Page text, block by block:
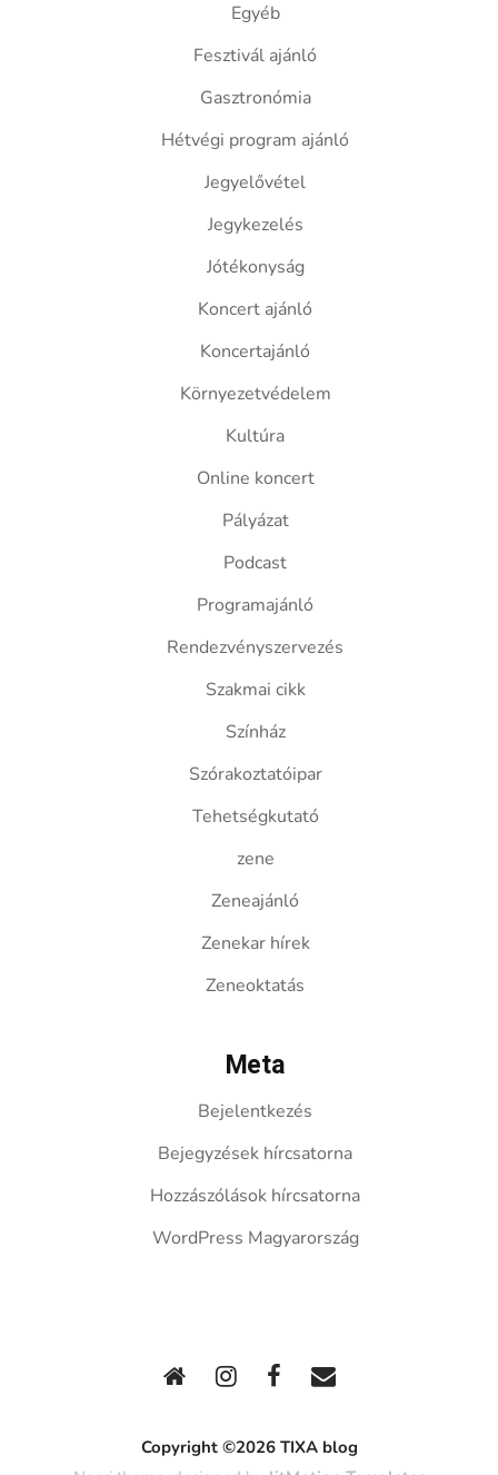
Egyéb
Fesztivál ajánló
Gasztronómia
Hétvégi program ajánló
Jegyelővétel
Jegykezelés
Jótékonyság
Koncert ajánló
Koncertajánló
Környezetvédelem
Kultúra
Online koncert
Pályázat
Podcast
Programajánló
Rendezvényszervezés
Szakmai cikk
Színház
Szórakoztatóipar
Tehetségkutató
zene
Zeneajánló
Zenekar hírek
Zeneoktatás
Meta
Bejelentkezés
Bejegyzések hírcsatorna
Hozzászólások hírcsatorna
WordPress Magyarország
Copyright ©2026 TIXA blog